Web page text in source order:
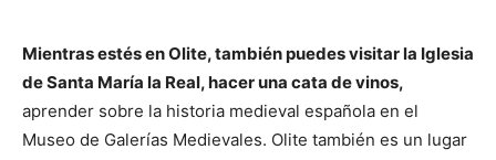
Mientras estés en Olite, también puedes visitar la Iglesia
de Santa María la Real, hacer una cata de vinos,
aprender sobre la historia medieval española en el
Museo de Galerías Medievales. Olite también es un lugar